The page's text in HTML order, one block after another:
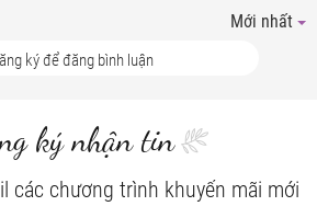
Mới nhất
ký nhận tin
các chương trình khuyến mãi mới